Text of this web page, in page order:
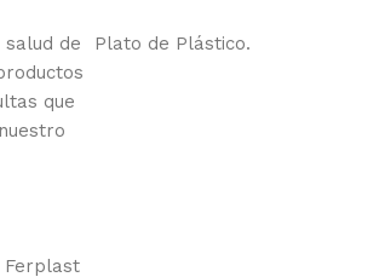
de
que
Ferplast
Plato de Plástico.